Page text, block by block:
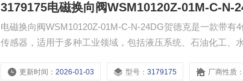
3179175电磁换向阀WSM10120Z-01M-C-N-
电磁换向阀WSM10120Z-01M-C-N-24DG贺德克是一款带有
传感器，适用于多种工业领域，包括液压系统、石油化工、
更新时间：2026-01-03 型号：3179175 厂商性质